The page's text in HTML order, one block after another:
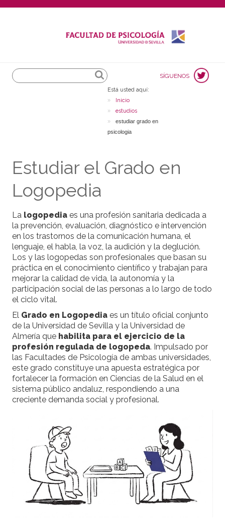
Search
SÍGUENOS
Está usted aquí:
Inicio
estudios
estudiar grado en
psicologia
Estudiar el Grado en
Logopedia
La logopedia es una profesión sanitaria dedicada a
la prevención, evaluación, diagnóstico e intervención
en los trastornos de la comunicación humana, el
lenguaje, el habla, la voz, la audición y la deglución.
Los y las logopedas son profesionales que basan su
práctica en el conocimiento científico y trabajan para
mejorar la calidad de vida, la autonomía y la
participación social de las personas a lo largo de todo
el ciclo vital.
El Grado en Logopedia es un título oficial conjunto
de la Universidad de Sevilla y la Universidad de
Almería que habilita para el ejercicio de la
profesión regulada de logopeda. Impulsado por
las Facultades de Psicología de ambas universidades,
este grado constituye una apuesta estratégica por
fortalecer la formación en Ciencias de la Salud en el
sistema público andaluz, respondiendo a una
creciente demanda social y profesional.